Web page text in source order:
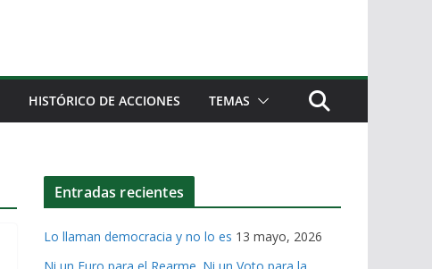
HISTÓRICO DE ACCIONES TEMAS
Entradas recientes
Lo llaman democracia y no lo es 13 mayo, 2026